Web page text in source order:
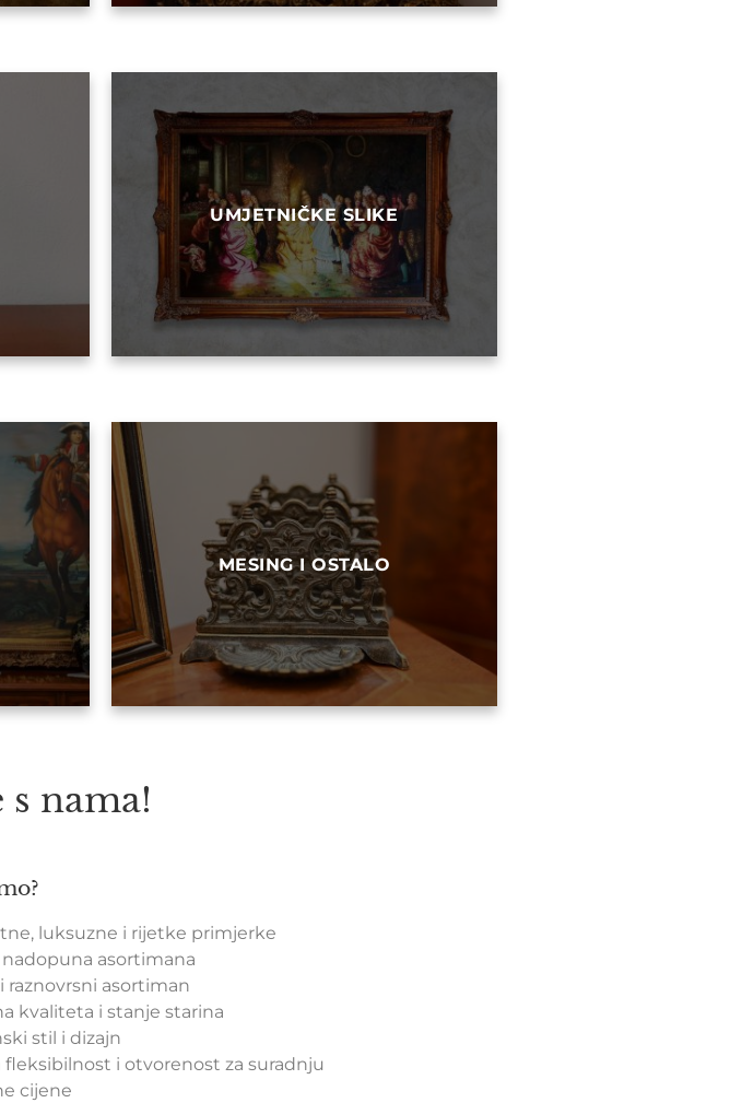
UMJETNIČKE SLIKE
MESING I OSTALO
nama!
luksuzne i rijetke primjerke
asortimana
raznovrsni asortiman
kvaliteta i stanje starina
stil i dizajn
fleksibilnost i otvorenost za suradnju
cijene